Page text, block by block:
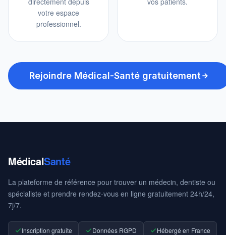
votre espace
professionnel.
Rejoindre Médical-Santé gratuitement
MédicalSanté
La plateforme de référence pour trouver un médecin, dentiste ou
spécialiste et prendre rendez-vous en ligne gratuitement 24h/24,
7j/7.
Inscription gratuite Données RGPD Hébergé en France